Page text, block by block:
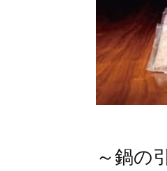
～鍋の